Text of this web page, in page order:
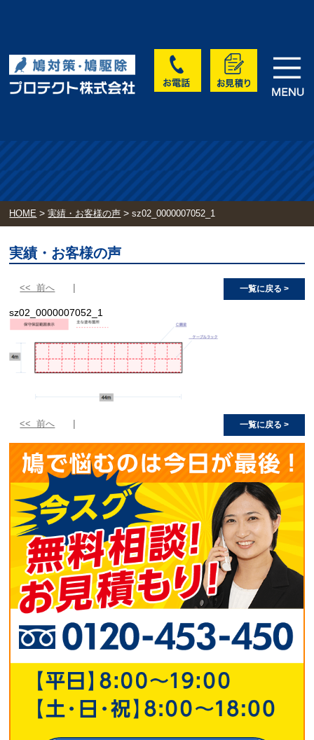
HOME >実績・お客様の声 >sz02_0000007052_1
実績・お客様の声
<< 前へ 一覧に戻る >
sz02_0000007052_1
<< 前へ 一覧に戻る >